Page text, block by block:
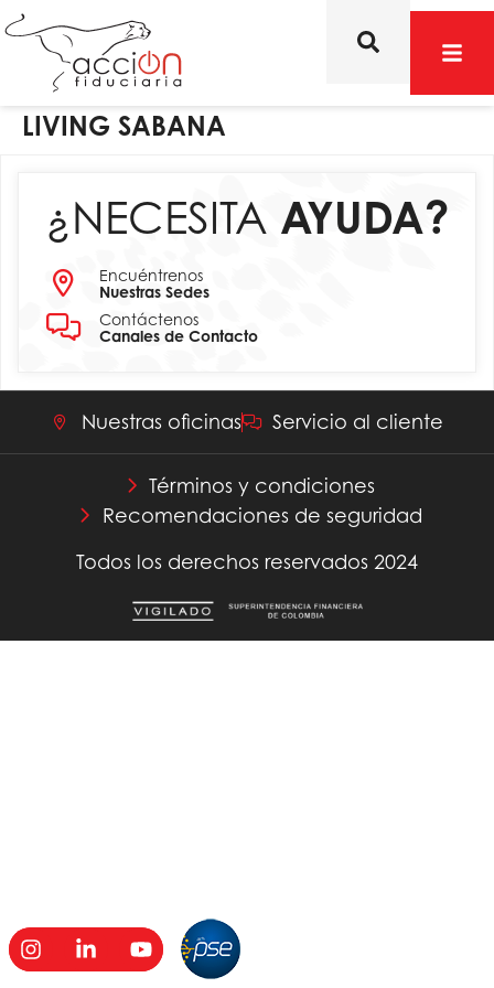
LIVING SABANA
¿NECESITA AYUDA?
Encuéntrenos
Nuestras Sedes
Contáctenos
Canales de Contacto
Nuestras oficinas Servicio al cliente
Términos y condiciones
Recomendaciones de seguridad
Todos los derechos reservados 2024